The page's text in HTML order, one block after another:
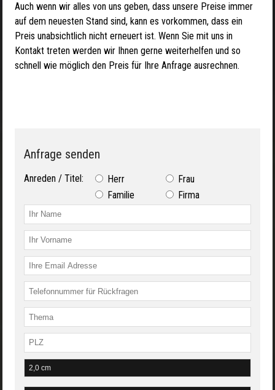
Auch wenn wir alles von uns geben, dass unsere Preise immer
auf dem neuesten Stand sind, kann es vorkommen, dass ein
Preis unabsichtlich nicht erneuert ist. Wenn Sie mit uns in
Kontakt treten werden wir Ihnen gerne weiterhelfen und so
schnell wie möglich den Preis für Ihre Anfrage ausrechnen.
Anfrage senden
Anreden / Titel: Herr
Frau
Familie
Firma